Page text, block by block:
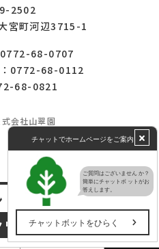
2502
宮町河辺3715-1
0772-68-0707
0772-68-0112
68-0821
会社山翠園
トリー
ック！